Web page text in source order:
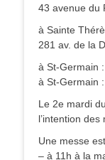
43 avenue du
à Sainte
281 av. de la
à St-Germain
à St-Germain
Le 2e mardi
l’intention des
Une messe
– à 11h à la